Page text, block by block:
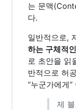
는 문맥
다.
일반적으로,
하는 구체적
로 초안을 읽
반적으로 허
“누군가에게
제